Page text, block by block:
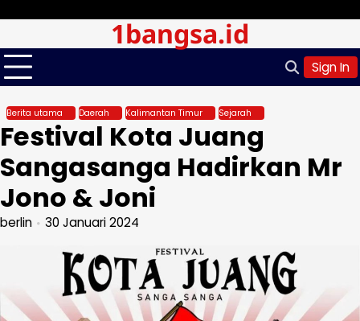
content
1bangsa.id
Sign In
Berita utama Daerah Kalimantan Timur Sejarah
Festival Kota Juang
Sangasanga Hadirkan Mr
Jono & Joni
berlin 30 Januari 2024